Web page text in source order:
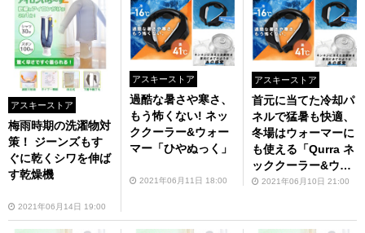
アスキーストア
梅雨時期の洗濯物対
策！ ジーンズもす
ぐに乾くシワを伸ば
す乾燥機
2021年06月14日 19:00
アスキーストア
過酷な暑さや寒さ、
もう怖くない! ネッ
ククーラー&ウォー
マー「ひやぬっく」
2021年06月11日 18:00
アスキーストア
首元に当てた冷却パ
ネルで猛暑も快適、
冬場はウォーマーに
も使える「Qurra ネ
ッククーラー&ウォ
ーマー ひやぬっ
2021年06月10日 21:00